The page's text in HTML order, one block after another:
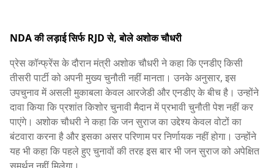
NDA की लड़ाई सिर्फ RJD से, बोले अशोक चौधरी
प्रेस कॉन्फ्रेंस के दौरान मंत्री अशोक चौधरी ने कहा कि एनडीए किसी
तीसरी पार्टी को अपनी मुख्य चुनौती नहीं मानता। उनके अनुसार, इस
उपचुनाव में असली मुकाबला केवल आरजेडी और एनडीए के बीच है। उन्होंने
दावा किया कि प्रशांत किशोर चुनावी मैदान में प्रभावी चुनौती पेश नहीं कर
पाएंगे। अशोक चौधरी ने कहा कि जन सुराज का उद्देश्य केवल वोटों का
बंटवारा करना है और इसका असर परिणाम पर निर्णायक नहीं होगा। उन्होंने
यह भी कहा कि पहले हुए चुनावों की तरह इस बार भी जन सुराज को अपेक्षित